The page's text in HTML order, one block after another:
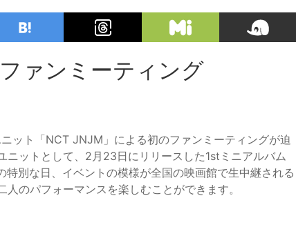
ァンミーティング
ット「NCT JNJM」による初のファンミーティングが迫
ニットとして、2月23日にリリースした1stミニアルバム
特別な日、イベントの模様が全国の映画館で生中継される
のパフォーマンスを楽しむことができます。